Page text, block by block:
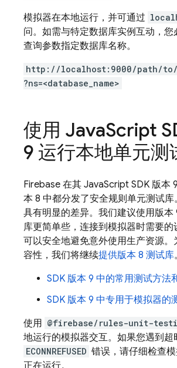
模拟器在本地运行，并可通过
问。如需与特定数据库实例互动，您
查询参数指定数据库名称。
http://localhost:9000/path/to/
?ns=<database_name>
使用 JavaScript
9 运行本地单元测
Firebase 在其 JavaScript SDK 版本
本 8 中都分发了安全规则单元测试库
具有明显的差异。我们建议使用版本
库更简单些，连接到模拟器时需要
可以安全地避免意外使用生产资源。
容性，我们将继续提供版本 8 测试库。
SDK 版本 9 中的常用测试方法
SDK 版本 9 中专用于模拟器的
使用 @firebase/rules-unit-
地运行的模拟器交互。如果您遇到超
ECONNREFUSED 错误，请仔细检查
正在运行。